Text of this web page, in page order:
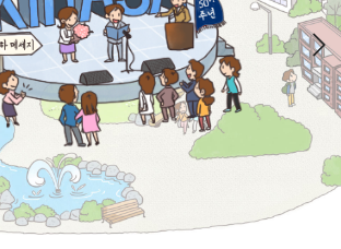
서 기록물 행정박물 영상 기록물
보는 50년 50
주년 광장